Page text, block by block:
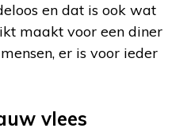
en dat is ook wat
maakt voor een diner
er is voor ieder
vlees